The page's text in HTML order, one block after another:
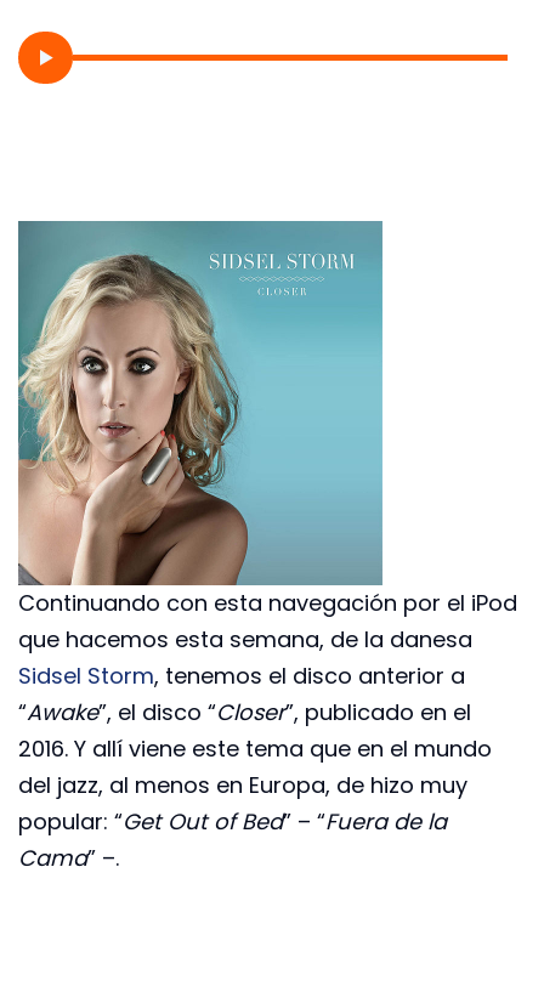
Continuando con esta navegación por el iPod
que hacemos esta semana, de la danesa
Sidsel Storm, tenemos el disco anterior a
“Awake”, el disco “Closer”, publicado en el
2016. Y allí viene este tema que en el mundo
del jazz, al menos en Europa, de hizo muy
popular: “Get Out of Bed” – “Fuera de la
Cama” –.